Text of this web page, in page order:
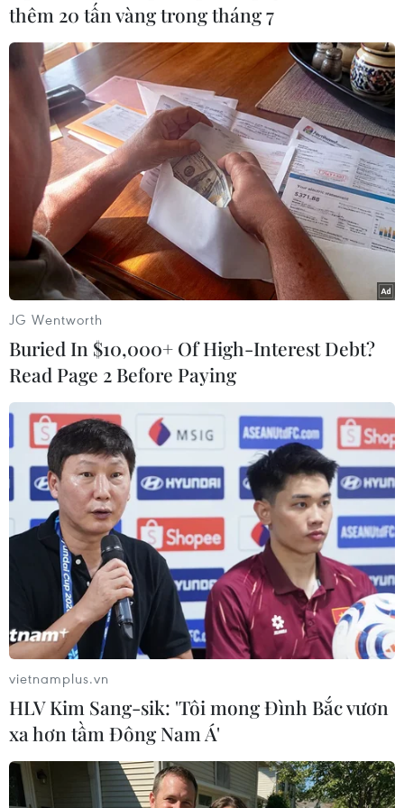
#Tàu gặp nạn
Pakistan
Theo dõi VietnamPlus
TIN LIÊN QUAN
Mỹ: Lật tàu chở khách ở San Diego gây
nhiều thương vong
02/05/2021 23:37
Hai người đã thiệt mạng và khoảng 20 người khác bị
thương khi một tàu chở khách bị lật ở khu vực Đài tưởng
niệm Quốc gia Cabrillo gần mũi Point Loman, San
Diego, bang California.
thêm 20 tấn vàng trong tháng 7
JG Wentworth
Buried In $10,000+ Of High-Interest Debt?
Read Page 2 Before Paying
vietnamplus.vn
HLV Kim Sang-sik: 'Tôi mong Đình Bắc vươn
xa hơn tầm Đông Nam Á'